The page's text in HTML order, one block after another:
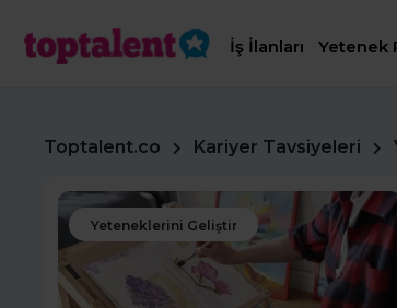
İş İlanları Yetenek
Toptalent.co Kariyer Tavsiyeleri
Yeteneklerini Geliştir